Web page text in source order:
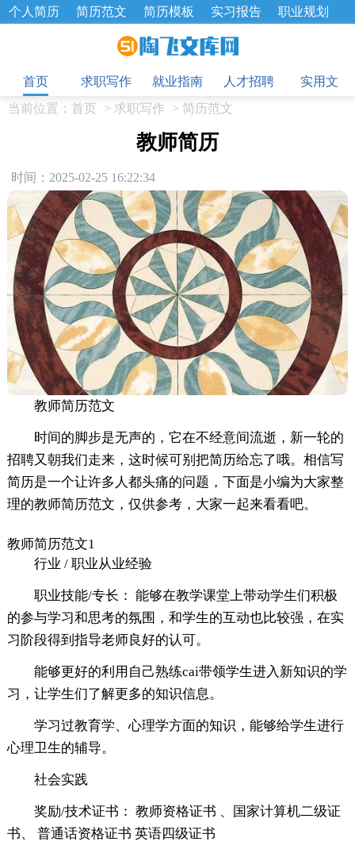
个人简历 简历范文 简历模板 实习报告
职业规划
招聘选拔 绩效考核 企业文化
工作总结
辞职报告
首页
求职写作 就业指南 人才招聘
实用文
当前位置： 首页 > 求职写作 > 简历范文
教师简历
时间：2025-02-25 16:22:34
教师简历范文
时间的脚步是无声的，它在不经意间流逝，新一轮的
招聘又朝我们走来，这时候可别把简历给忘了哦。相信写
简历是一个让许多人都头痛的问题，下面是小编为大家整
理的教师简历范文，仅供参考，大家一起来看看吧。
教师简历范文1
行业 / 职业从业经验
职业技能/专长： 能够在教学课堂上带动学生们积极
的参与学习和思考的氛围，和学生的互动也比较强，在实
习阶段得到指导老师良好的认可。
能够更好的利用自己熟练cai带领学生进入新知识的学
习，让学生们了解更多的知识信息。
学习过教育学、心理学方面的知识，能够给学生进行
心理卫生的辅导。
社会实践
奖励/技术证书： 教师资格证书 、国家计算机二级证
书、 普通话资格证书 英语四级证书